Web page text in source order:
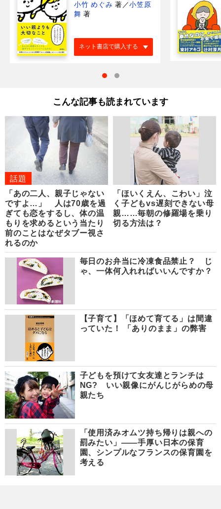
小竹 めぐみ 著 ／小笠原
舞 著
ネット書店で購入する
こんな記事も読まれています
話題
「あの二人、親子じゃない
ですよ…」 人は70歳を過
ぎても恋をするし、体の温
もりを求めるという当たり
前のことはなぜタブー視さ
れるのか
「ほいくえん、こわい」泣
く子どもvs遅刻できない母
親……毎朝の修羅場を乗り
切る方法は？
毎日のお弁当に冷凍食品禁止？ じ
ゃ、一体何入れればいいんですか？
【子育て】「ほめて育てる」は間違
っていた！ 「ありのまま」の弊害
子どもを預けて女友達とランチは
NG? いい親像にがんじがらめの母
親たち
「使用済みオムツ持ち帰りは親への
罰みたい」――手厚い日本の保育
園、シンプルなフランスの保育園を
考える